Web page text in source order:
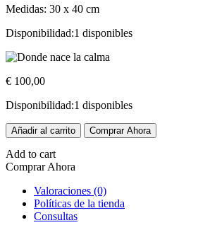
Medidas: 30 x 40 cm
Disponibilidad:1 disponibles
€ 100,00
Disponibilidad:1 disponibles
Donde
nace
la
calma
Añadir al carrito Comprar Ahora
Add to cart
Comprar Ahora
Valoraciones (0)
Políticas de la tienda
Consultas